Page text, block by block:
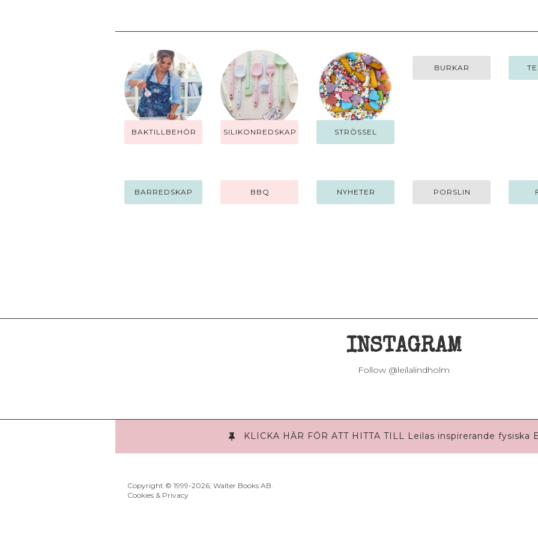
BAKTILLBEHÖR SILIKONREDSKAP STRÖSSEL
BURKAR
BARREDSKAP BBQ NYHETER PORSLIN
INSTAGRAM
Follow @leilalindholm
KLICKA HÄR FÖR ATT HITTA TILL Leilas inspirerande fysiska
Copyright © 1999-2026, Walter Books AB.
Cookies & Privacy